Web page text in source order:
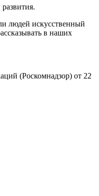
людей искусственный
в наших
(Роскомнадзор) от 22